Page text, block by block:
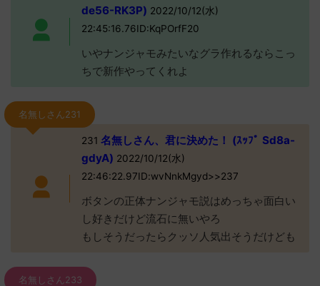
de56-RK3P) 2022/10/12(水)
22:45:16.76ID:KqPOrfF20
いやナンジャモみたいなグラ作れるならこっ
ちで新作やってくれよ
名無しさん231
231 名無しさん、君に決めた！ (ｽｯﾌﾟ Sd8a-
gdyA) 2022/10/12(水)
22:46:22.97ID:wvNnkMgyd>>237
ボタンの正体ナンジャモ説はめっちゃ面白い
し好きだけど流石に無いやろ
もしそうだったらクッソ人気出そうだけども
名無しさん233